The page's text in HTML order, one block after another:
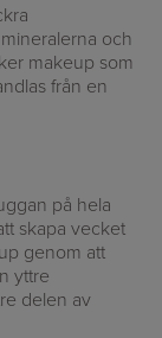
och
makeup som
från en
på hela
skapa vecket
genom att
yttre
delen av